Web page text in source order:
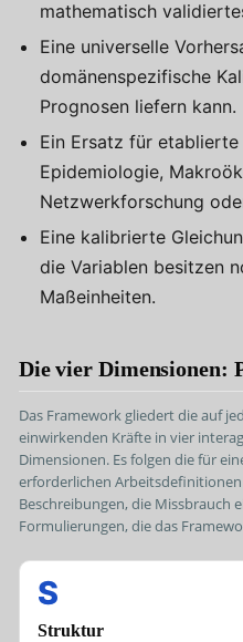
mathematisch
Eine universelle
domänenspezifische
Prognosen liefern kann.
Ein Ersatz für
Epidemiologie,
Netzwerkforschung
Eine kalibrierte
die Variablen besitzen
Maßeinheiten.
Die vier Dimensionen:
Das Framework gliedert die auf
einwirkenden Kräfte in vier
Dimensionen. Es folgen die für
erforderlichen
Beschreibungen, die Missbrauch
Formulierungen, die das
S
Struktur